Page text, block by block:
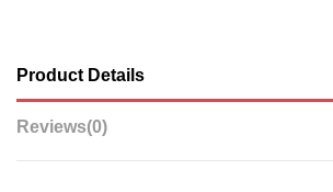
Product Details
Reviews(0)